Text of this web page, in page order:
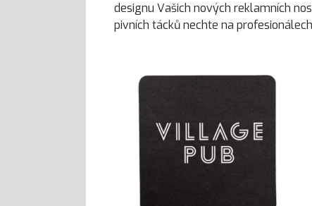
designu Vašich nových reklamních
pivních tácků nechte na